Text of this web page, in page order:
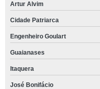
Artur Alvim
Cidade Patriarca
Engenheiro Goulart
Guaianases
Itaquera
José Bonifácio